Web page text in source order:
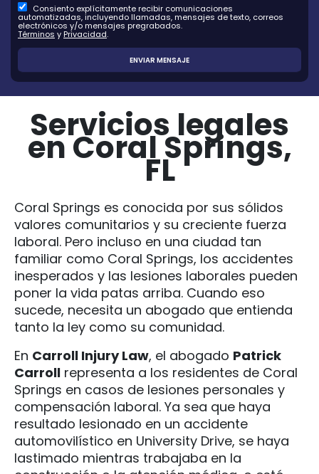
Consiento explícitamente recibir comunicaciones
automatizadas, incluyendo llamadas, mensajes de texto, correos
electrónicos y/o mensajes pregrabados.
Términos y Privacidad.
Servicios legales
en Coral Springs,
FL
Coral Springs es conocida por sus sólidos
valores comunitarios y su creciente fuerza
laboral. Pero incluso en una ciudad tan
familiar como Coral Springs, los accidentes
inesperados y las lesiones laborales pueden
poner la vida patas arriba. Cuando eso
sucede, necesita un abogado que entienda
tanto la ley como su comunidad.
En Carroll Injury Law, el abogado Patrick
Carroll representa a los residentes de Coral
Springs en casos de lesiones personales y
compensación laboral. Ya sea que haya
resultado lesionado en un accidente
automovilístico en University Drive, se haya
lastimado mientras trabajaba en la